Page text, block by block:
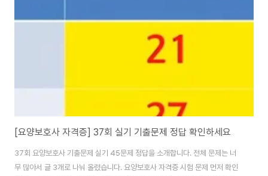
[요양보호사 자격증] 37회 실기 기출문제 정답 확인하세요
37회 요양보호사 기출문제 실기 45문제 정답을 소개합니다. 전체 문제는 너
무 많아서 글 3개로 나눠 올렸습니다. 요양보호사 자격증 시험 문제 먼저 확인